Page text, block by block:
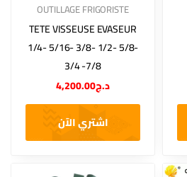
OUTILLAGE FRIGORISTE
TETE VISSEUSE EVASEUR
1/4- 5/16- 3/8- 1/2- 5/8-
3/4 -7/8
د.ج4,200.00
اشتري الآن